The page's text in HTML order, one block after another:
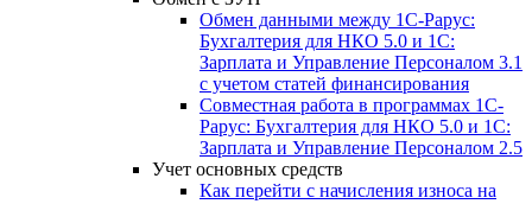
Обмен данными между 1С-Рарус:
Бухгалтерия для НКО 5.0 и 1С:
Зарплата и Управление Персоналом 3.1
с учетом статей финансирования
Совместная работа в программах 1С-
Рарус: Бухгалтерия для НКО 5.0 и 1С:
Зарплата и Управление Персоналом 2.5
Учет основных средств
Как перейти с начисления износа на